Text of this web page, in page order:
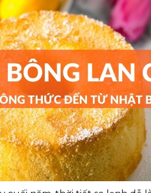
gói, không lo dọn
NEW
cho văn
công trình lớn